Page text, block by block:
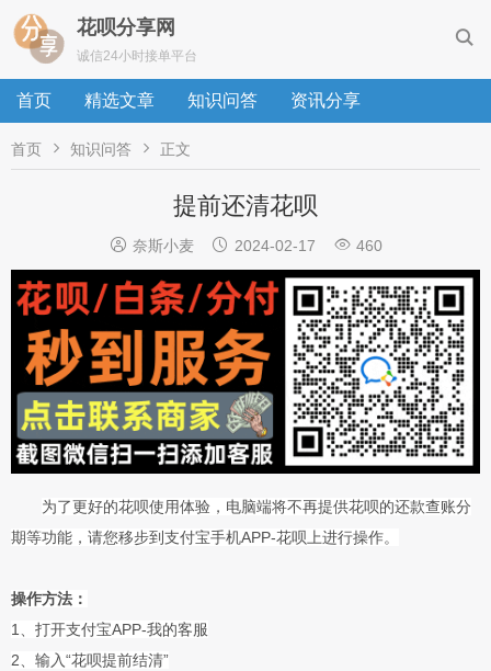

花呗分享网
诚信24小时接单平台
首页 精选文章 知识问答 资讯分享
首页  知识问答  正文
提前还清花呗
 奈斯小麦  2024-02-17  460
为了更好的花呗使用体验，电脑端将不再提供花呗的还款查账分
期等功能，请您移步到支付宝手机APP-花呗上进行操作。
操作方法：
1、打开支付宝APP-我的客服
2、输入“花呗提前结清”